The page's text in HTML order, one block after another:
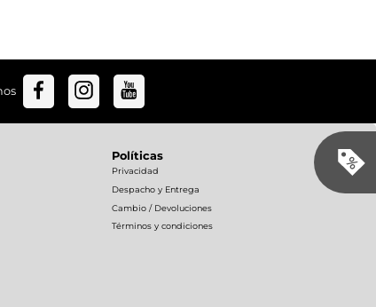
Políticas
Privacidad
Despacho y Entrega
Cambio / Devoluciones
Términos y condiciones